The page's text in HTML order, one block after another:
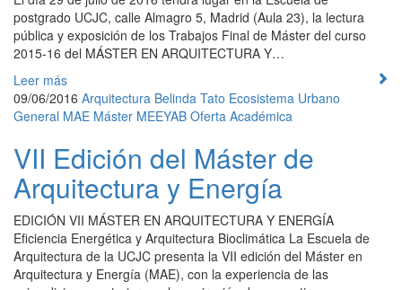
postgrado UCJC, calle Almagro 5, Madrid (Aula 23), la lectura
pública y exposición de los Trabajos Final de Máster del curso
2015-16 del MÁSTER EN ARQUITECTURA Y…
Leer más
09/06/2016 Arquitectura Belinda Tato Ecosistema Urbano
General MAE Máster MEEYAB Oferta Académica
VII Edición del Máster de
Arquitectura y Energía
EDICIÓN VII MÁSTER EN ARQUITECTURA Y ENERGÍA
Eficiencia Energética y Arquitectura Bioclimática La Escuela de
Arquitectura de la UCJC presenta la VII edición del Máster en
Arquitectura y Energía (MAE), con la experiencia de las